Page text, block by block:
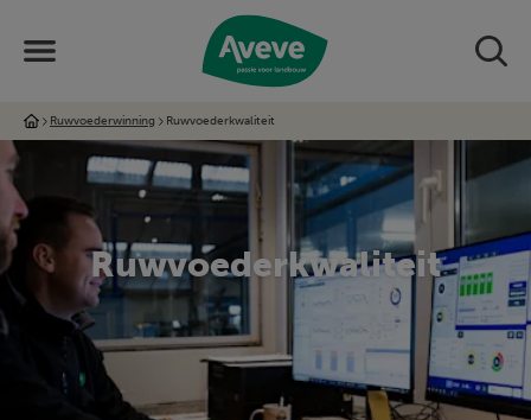
Ruwvoederwinning Ruwvoederkwaliteit
Ruwvoederkwaliteit